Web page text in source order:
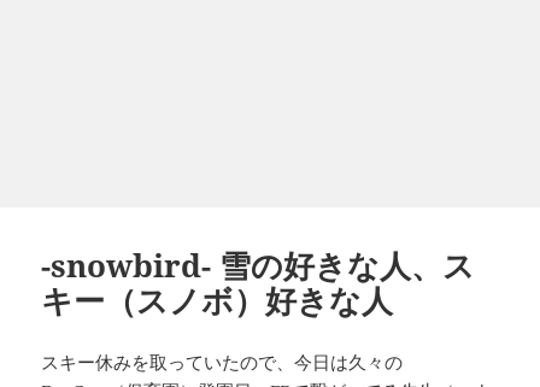
-snowbird- 雪の好きな人、ス
キー（スノボ）好きな人
スキー休みを取っていたので、今日は久々の